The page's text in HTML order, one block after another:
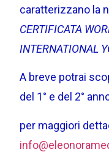
caratterizzano la
CERTIFICATA
INTERNATIONAL
A breve potrai
del 1° e del 2°
per maggiori